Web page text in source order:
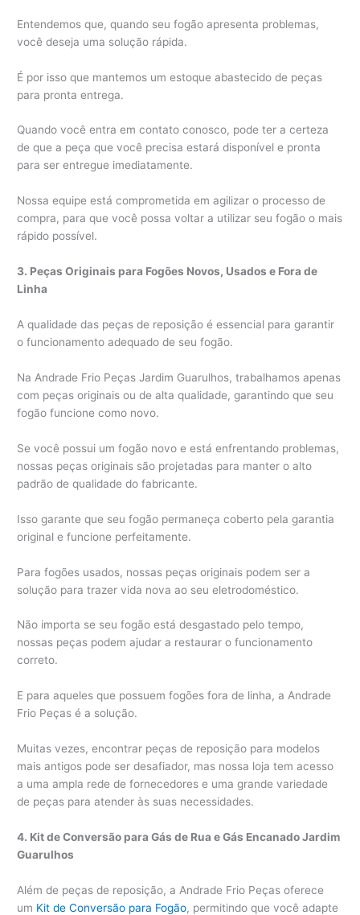
Entendemos que, quando seu fogão apresenta problemas,
você deseja uma solução rápida.
É por isso que mantemos um estoque abastecido de peças
para pronta entrega.
Quando você entra em contato conosco, pode ter a certeza
de que a peça que você precisa estará disponível e pronta
para ser entregue imediatamente.
Nossa equipe está comprometida em agilizar o processo de
compra, para que você possa voltar a utilizar seu fogão o mais
rápido possível.
3. Peças Originais para Fogões Novos, Usados e Fora de
Linha
A qualidade das peças de reposição é essencial para garantir
o funcionamento adequado de seu fogão.
Na Andrade Frio Peças Jardim Guarulhos, trabalhamos apenas
com peças originais ou de alta qualidade, garantindo que seu
fogão funcione como novo.
Se você possui um fogão novo e está enfrentando problemas,
nossas peças originais são projetadas para manter o alto
padrão de qualidade do fabricante.
Isso garante que seu fogão permaneça coberto pela garantia
original e funcione perfeitamente.
Para fogões usados, nossas peças originais podem ser a
solução para trazer vida nova ao seu eletrodoméstico.
Não importa se seu fogão está desgastado pelo tempo,
nossas peças podem ajudar a restaurar o funcionamento
correto.
E para aqueles que possuem fogões fora de linha, a Andrade
Frio Peças é a solução.
Muitas vezes, encontrar peças de reposição para modelos
mais antigos pode ser desafiador, mas nossa loja tem acesso
a uma ampla rede de fornecedores e uma grande variedade
de peças para atender às suas necessidades.
4. Kit de Conversão para Gás de Rua e Gás Encanado Jardim
Guarulhos
Além de peças de reposição, a Andrade Frio Peças oferece
um Kit de Conversão para Fogão, permitindo que você adapte